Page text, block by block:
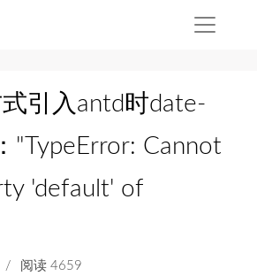
引入antd时date-
"TypeError: Cannot
'default' of
/ 阅读 4659